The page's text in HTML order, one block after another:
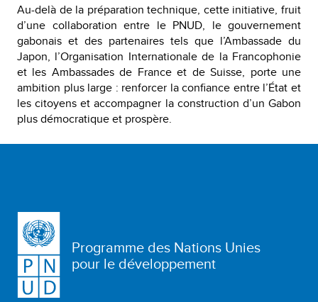
Au-delà de la préparation technique, cette initiative, fruit
d’une collaboration entre le PNUD, le gouvernement
gabonais et des partenaires tels que l’Ambassade du
Japon, l’Organisation Internationale de la Francophonie
et les Ambassades de France et de Suisse, porte une
ambition plus large : renforcer la confiance entre l’État et
les citoyens et accompagner la construction d’un Gabon
plus démocratique et prospère.
Programme des Nations Unies
pour le développement